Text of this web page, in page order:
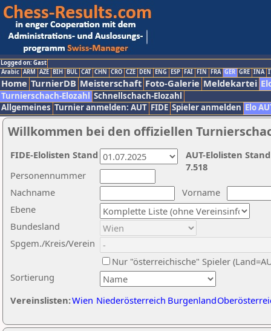
Logged on: Gast
Arabic ARM AZE BIH BUL CAT CHN CRO CZE DEN ENG ESP FAI FIN FRA GER GRE INA
Home TurnierDB Meisterschaft Foto-Galerie Meldekartei
Turnierschach-Elozahl Schnellschach-Elozahl
Allgemeines Turnier anmelden: AUT FIDE Spieler anmelden Elo
Willkommen bei den offiziellen
Nachname
Vorname
Ebene
Sortierung
Personennummer
Bundesland
Spgem./Kreis/Verein
Nur "österreichische" Spieler
Vereinslisten:Wien Niederösterreich Burgenland
AUT-Elolisten
7.518
FIDE-Elolisten Stand